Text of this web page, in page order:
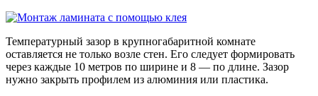
Температурный зазор в крупногабаритной комнате
оставляется не только возле стен. Его следует формировать
через каждые 10 метров по ширине и 8 — по длине. Зазор
нужно закрыть профилем из алюминия или пластика.